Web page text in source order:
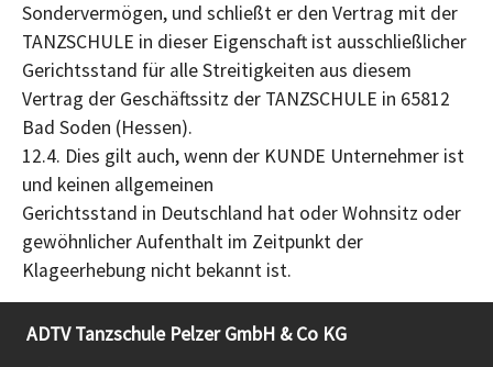
Sondervermögen, und schließt er den Vertrag mit der
TANZSCHULE in dieser Eigenschaft ist ausschließlicher
Gerichtsstand für alle Streitigkeiten aus diesem
Vertrag der Geschäftssitz der TANZSCHULE in 65812
Bad Soden (Hessen).
12.4. Dies gilt auch, wenn der KUNDE Unternehmer ist
und keinen allgemeinen
Gerichtsstand in Deutschland hat oder Wohnsitz oder
gewöhnlicher Aufenthalt im Zeitpunkt der
Klageerhebung nicht bekannt ist.
ADTV Tanzschule Pelzer GmbH & Co KG